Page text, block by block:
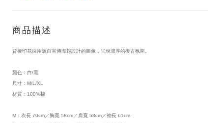
商品描述
背後印花採用源自宣傳海報設計的圖像，呈現濃厚的復古氛圍。
顏色：白/黑
尺寸：M/L/XL
材質：100%棉
M：衣長 70cm／胸寬 58cm／肩寬 53cm／袖長 61cm